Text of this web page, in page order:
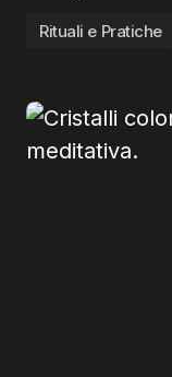
Rituali e Pratiche